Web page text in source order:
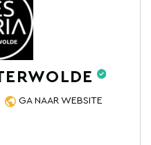
GA NAAR WEBSITE